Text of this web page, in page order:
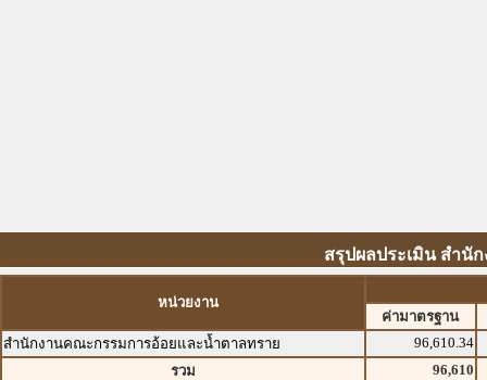
สรุปผลประเมิน สำนั
หน่วยงาน
ค่ามาตรฐาน
สำนักงานคณะกรรมการอ้อยและน้ำตาลทราย
96,610.34
รวม
96,610